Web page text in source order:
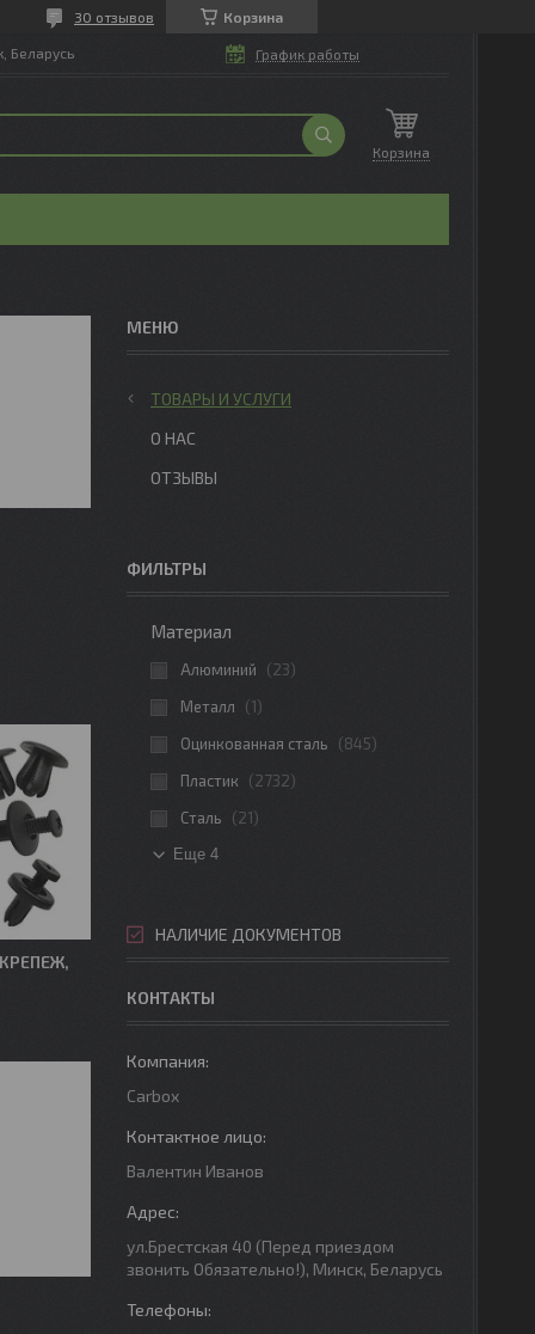
Корзина
30 отзывов
Беларусь График работы
Корзина
ТОВАРЫ И УСЛУГИ
О НАС
ОТЗЫВЫ
ФИЛЬТРЫ
Материал
Алюминий
23
Металл
1
Оцинкованная сталь
845
Пластик
2732
Сталь
21
Еще 4
НАЛИЧИЕ ДОКУМЕНТОВ
КОНТАКТЫ
Carbox
Валентин Иванов
ул.Брестская 40 (Перед приездом
звонить Обязательно!), Минск, Беларусь